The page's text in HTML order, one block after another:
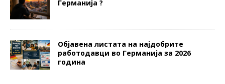
Германија ?
Објавена листата на најдобрите
работодавци во Германија за 2026
година